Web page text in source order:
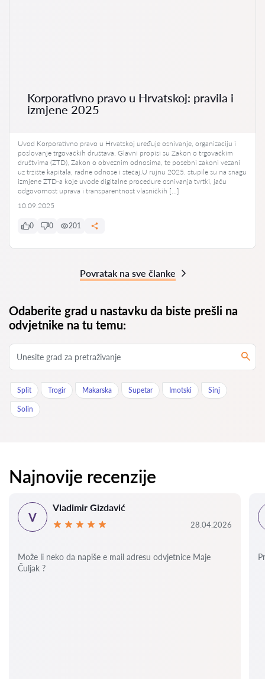
Korporativno pravo u Hrvatskoj: pravila i
izmjene 2025
Uvod Korporativno pravo u Hrvatskoj uređuje osnivanje, organizaciju i
poslovanje trgovačkih društava. Glavni propisi su Zakon o trgovačkim
društvima (ZTD), Zakon o obveznim odnosima, te posebni zakoni vezani
uz tržište kapitala, radne odnose i stečaj.U rujnu 2025. stupile su na snagu
izmjene ZTD-a koje uvode digitalne procedure osnivanja tvrtki, jaču
odgovornost uprava i transparentnost vlasničkih […]
10.09.2025
0 0 201
Povratak na sve članke
Odaberite grad u nastavku da biste prešli na
odvjetnike na tu temu:
Split Trogir Makarska Supetar Imotski Sinj
Solin
Najnovije recenzije
V
Vladimir Gizdavić
28.04.2026
Može li neko da napiše e mail adresu odvjetnice Maje
Čuljak ?